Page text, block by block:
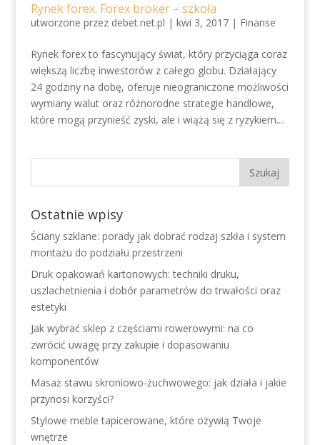
Rynek forex. Forex broker – szkoła
utworzone przez debet.net.pl | kwi 3, 2017| Finanse
Rynek forex to fascynujący świat, który przyciąga coraz
większą liczbę inwestorów z całego globu. Działający
24 godziny na dobę, oferuje nieograniczone możliwości
wymiany walut oraz różnorodne strategie handlowe,
które mogą przynieść zyski, ale i wiążą się z ryzykiem....
Ostatnie wpisy
Ściany szklane: porady jak dobrać rodzaj szkła i system
montażu do podziału przestrzeni
Druk opakowań kartonowych: techniki druku,
uszlachetnienia i dobór parametrów do trwałości oraz
estetyki
Jak wybrać sklep z częściami rowerowymi: na co
zwrócić uwagę przy zakupie i dopasowaniu
komponentów
Masaż stawu skroniowo-żuchwowego: jak działa i jakie
przynosi korzyści?
Stylowe meble tapicerowane, które ożywią Twoje
wnętrze